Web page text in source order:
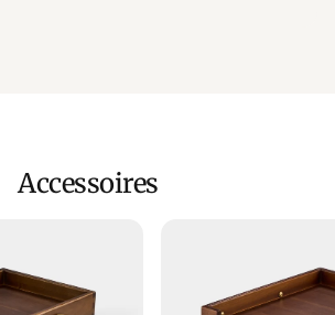
Accessoires